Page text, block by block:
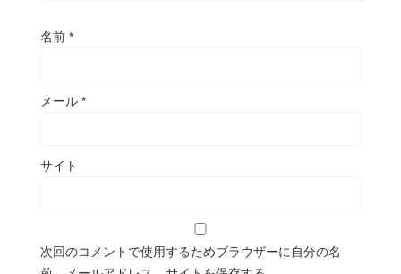
名前 *
メール *
サイト
次回のコメントで使用するためブラウザーに自分の名